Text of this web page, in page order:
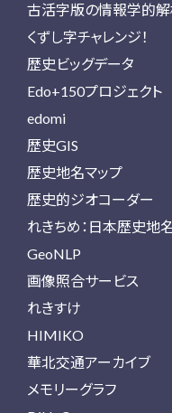
古活字版の情報学的
くずし字チャレンジ！
歴史ビッグデータ
Edo+150プロジェクト
edomi
歴史GIS
歴史地名マップ
歴史的ジオコーダー
れきちめ：日本歴史地
GeoNLP
画像照合サービス
れきすけ
HIMIKO
華北交通アーカイブ
メモリーグラフ